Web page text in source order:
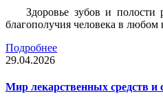
Здоровье зубов и
благополучия человека в любом
Подробнее
29.04.2026
Мир лекарственных средств и